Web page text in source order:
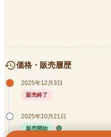
history価格・販売履歴
2025年12月3日
販売終了
2025年10月21日
販売開始 info